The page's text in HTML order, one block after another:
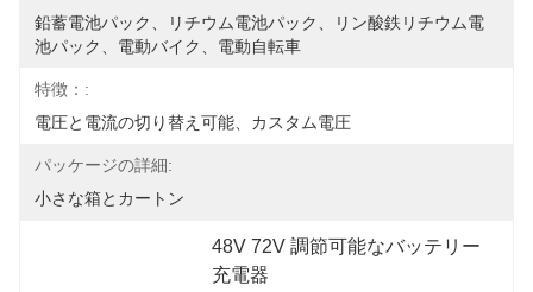
鉛蓄電池パック、リチウム電池パック、リン酸鉄リチウム電
池パック、電動バイク、電動自転車
特徴：:
電圧と電流の切り替え可能、カスタム電圧
パッケージの詳細:
小さな箱とカートン
48V 72V 調節可能なバッテリー
充電器